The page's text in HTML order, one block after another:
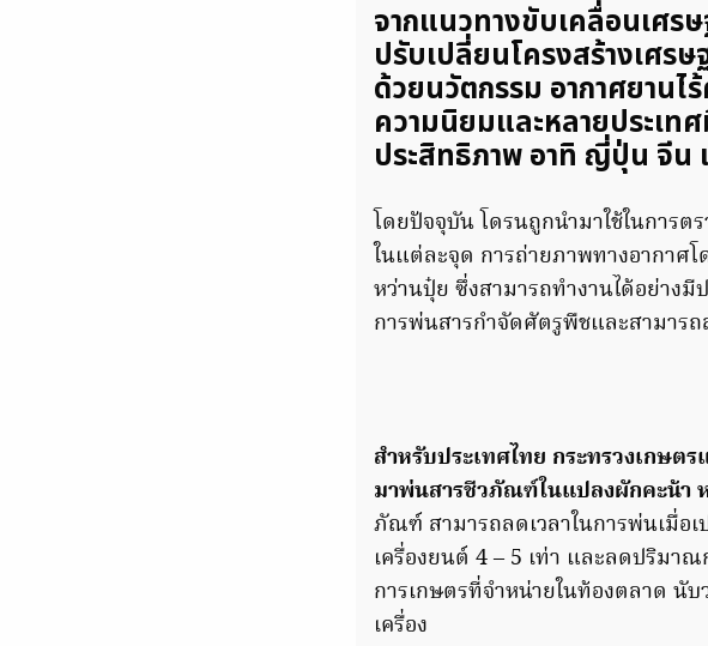
จากแนวทางขับเคลื่อนเศร
ปรับเปลี่ยนโครงสร้างเศร
ด้วยนวัตกรรม อากาศยาน
ความนิยมและหลายประเท
ประสิทธิภาพ อาทิ ญี่ปุ่น จีน
โดยปัจจุบัน โดรนถูกนำมาใช้ในการต
ในแต่ละจุด การถ่ายภาพทางอากาศ
หว่านปุ๋ย ซึ่งสามารถทำงานได้อย่างมี
การพ่นสารกำจัดศัตรูพืชและสามาร
สำหรับประเทศไทย กระทรวงเกษต
มาพ่นสารชีวภัณฑ์ในแปลงผักคะน้า
ภัณฑ์ สามารถลดเวลาในการพ่นเมื่อ
เครื่องยนต์ 4 – 5 เท่า และลดปริมาณ
การเกษตรที่จำหน่ายในท้องตลาด นับ
เครื่อง